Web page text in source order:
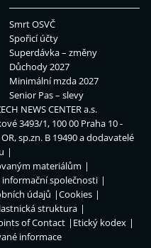
Smrt OSVČ
Spořicí účty
Superdávka – změny
Důchody 2027
Minimální mzda 2027
Senior Pas – slevy
NEWS CENTER a.s.
3493/1, 100 00 Praha 10 -
sp.zn. B 19490 a dodavatelé
materiálům
společnosti
údajů
Cookies
struktura
of Contact
Etický kodex
informace